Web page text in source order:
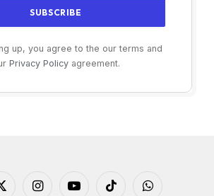
up, you agree to the our terms and
Privacy Policyagreement.
X InstagramYouTubeTikTok WhatsApp